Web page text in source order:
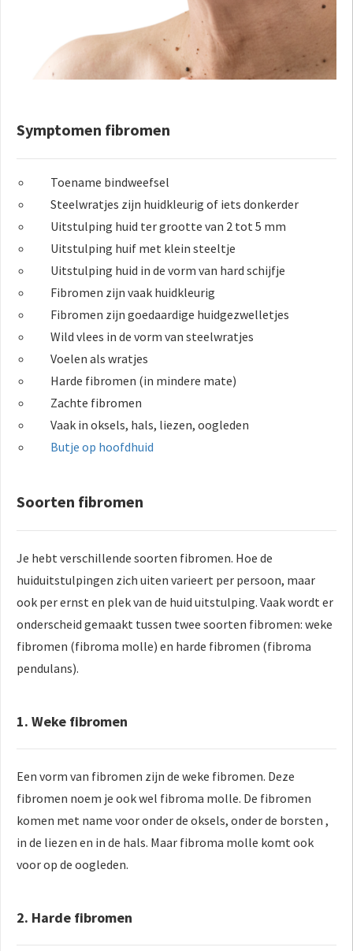
Symptomen fibromen
Toename bindweefsel
Steelwratjes zijn huidkleurig of iets donkerder
Uitstulping huid ter grootte van 2 tot 5 mm
Uitstulping huif met klein steeltje
Uitstulping huid in de vorm van hard schijfje
Fibromen zijn vaak huidkleurig
Fibromen zijn goedaardige huidgezwelletjes
Wild vlees in de vorm van steelwratjes
Voelen als wratjes
Harde fibromen (in mindere mate)
Zachte fibromen
Vaak in oksels, hals, liezen, oogleden
Butje op hoofdhuid
Soorten fibromen
Je hebt verschillende soorten fibromen. Hoe de
huiduitstulpingen zich uiten varieert per persoon, maar
ook per ernst en plek van de huid uitstulping. Vaak wordt er
onderscheid gemaakt tussen twee soorten fibromen: weke
fibromen (fibroma molle) en harde fibromen (fibroma
pendulans).
1. Weke fibromen
Een vorm van fibromen zijn de weke fibromen. Deze
fibromen noem je ook wel fibroma molle. De fibromen
komen met name voor onder de oksels, onder de borsten ,
in de liezen en in de hals. Maar fibroma molle komt ook
voor op de oogleden.
2. Harde fibromen